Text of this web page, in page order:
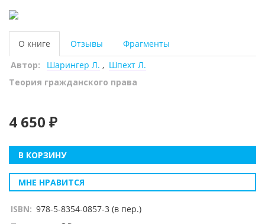
О книге Отзывы
Фрагменты
Автор:
Шарингер Л. , Шпехт Л.
Теория гражданского права
4 650 ₽
В КОРЗИНУ
МНЕ НРАВИТСЯ
ISBN: 978-5-8354-0857-3 (в пер.)